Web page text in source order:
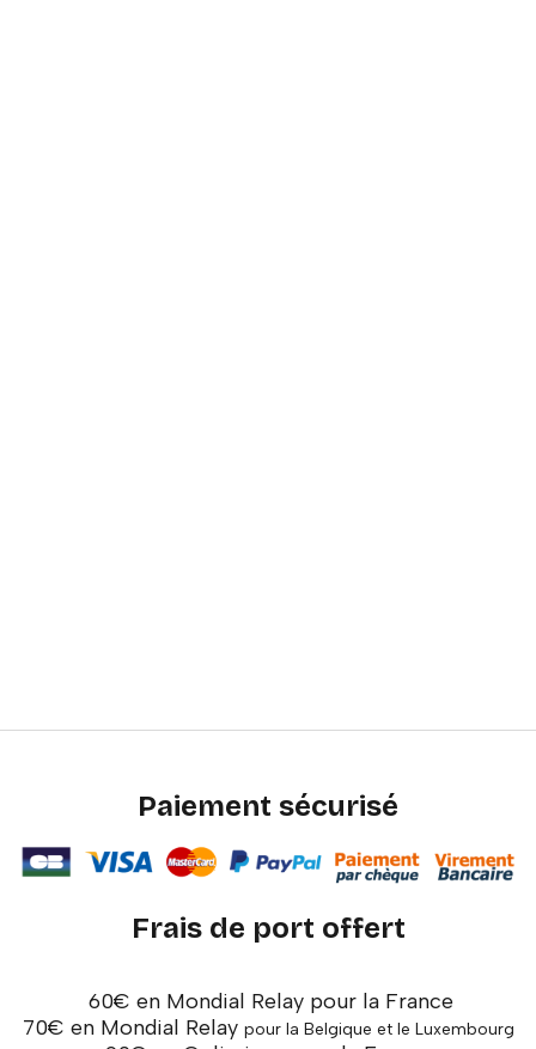
Paiement sécurisé
Frais de port offert
60€ en Mondial Relay pour la France
70€ en Mondial Relay pour la Belgique et le Luxembourg